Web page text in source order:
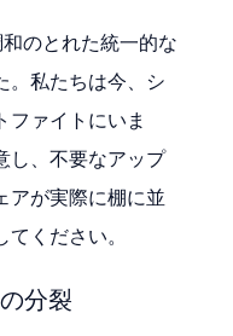
のとれた統一的な
。私たちは今、シ
ファイトにいま
し、不要なアップ
アが実際に棚に並
ください。
分裂